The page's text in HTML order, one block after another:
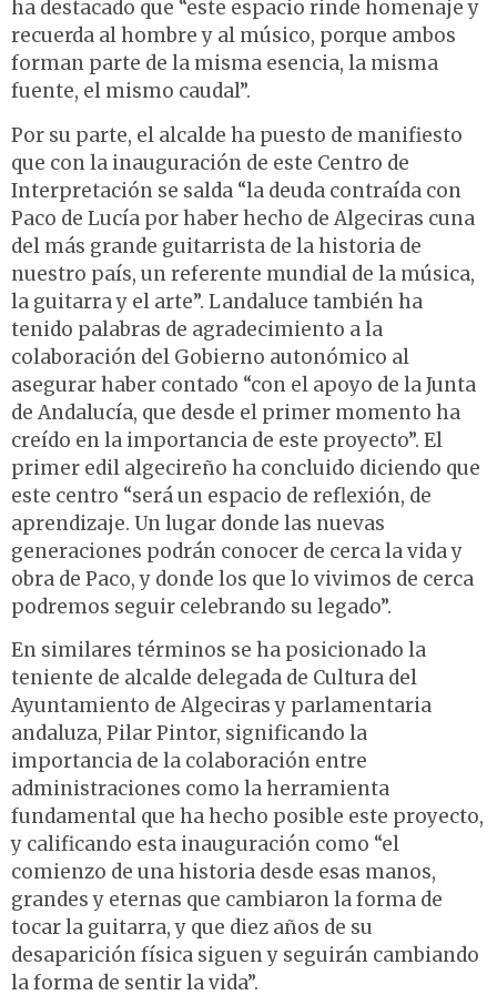
ha destacado que “este espacio rinde homenaje y
recuerda al hombre y al músico, porque ambos
forman parte de la misma esencia, la misma
fuente, el mismo caudal”.
Por su parte, el alcalde ha puesto de manifiesto
que con la inauguración de este Centro de
Interpretación se salda “la deuda contraída con
Paco de Lucía por haber hecho de Algeciras cuna
del más grande guitarrista de la historia de
nuestro país, un referente mundial de la música,
la guitarra y el arte”. Landaluce también ha
tenido palabras de agradecimiento a la
colaboración del Gobierno autonómico al
asegurar haber contado “con el apoyo de la Junta
de Andalucía, que desde el primer momento ha
creído en la importancia de este proyecto”. El
primer edil algecireño ha concluido diciendo que
este centro “será un espacio de reflexión, de
aprendizaje. Un lugar donde las nuevas
generaciones podrán conocer de cerca la vida y
obra de Paco, y donde los que lo vivimos de cerca
podremos seguir celebrando su legado”.
En similares términos se ha posicionado la
teniente de alcalde delegada de Cultura del
Ayuntamiento de Algeciras y parlamentaria
andaluza, Pilar Pintor, significando la
importancia de la colaboración entre
administraciones como la herramienta
fundamental que ha hecho posible este proyecto,
y calificando esta inauguración como “el
comienzo de una historia desde esas manos,
grandes y eternas que cambiaron la forma de
tocar la guitarra, y que diez años de su
desaparición física siguen y seguirán cambiando
la forma de sentir la vida”.